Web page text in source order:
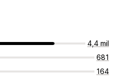
4,4 mil
681
164